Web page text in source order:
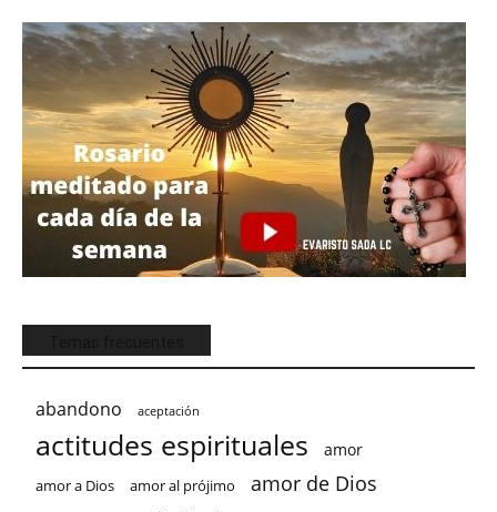
abandono aceptación
actitudes espirituales amor
amor a Dios amor al prójimo amor de Dios